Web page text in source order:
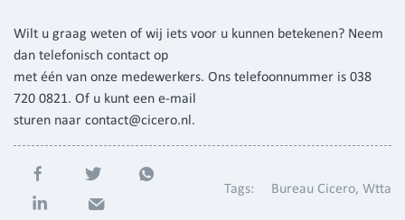
Wilt u graag weten of wij iets voor u kunnen betekenen? Neem
dan telefonisch contact op
met één van onze medewerkers. Ons telefoonnummer is 038
720 0821. Of u kunt een e-mail
sturen naar contact@cicero.nl.
Tags: Bureau Cicero Wtta